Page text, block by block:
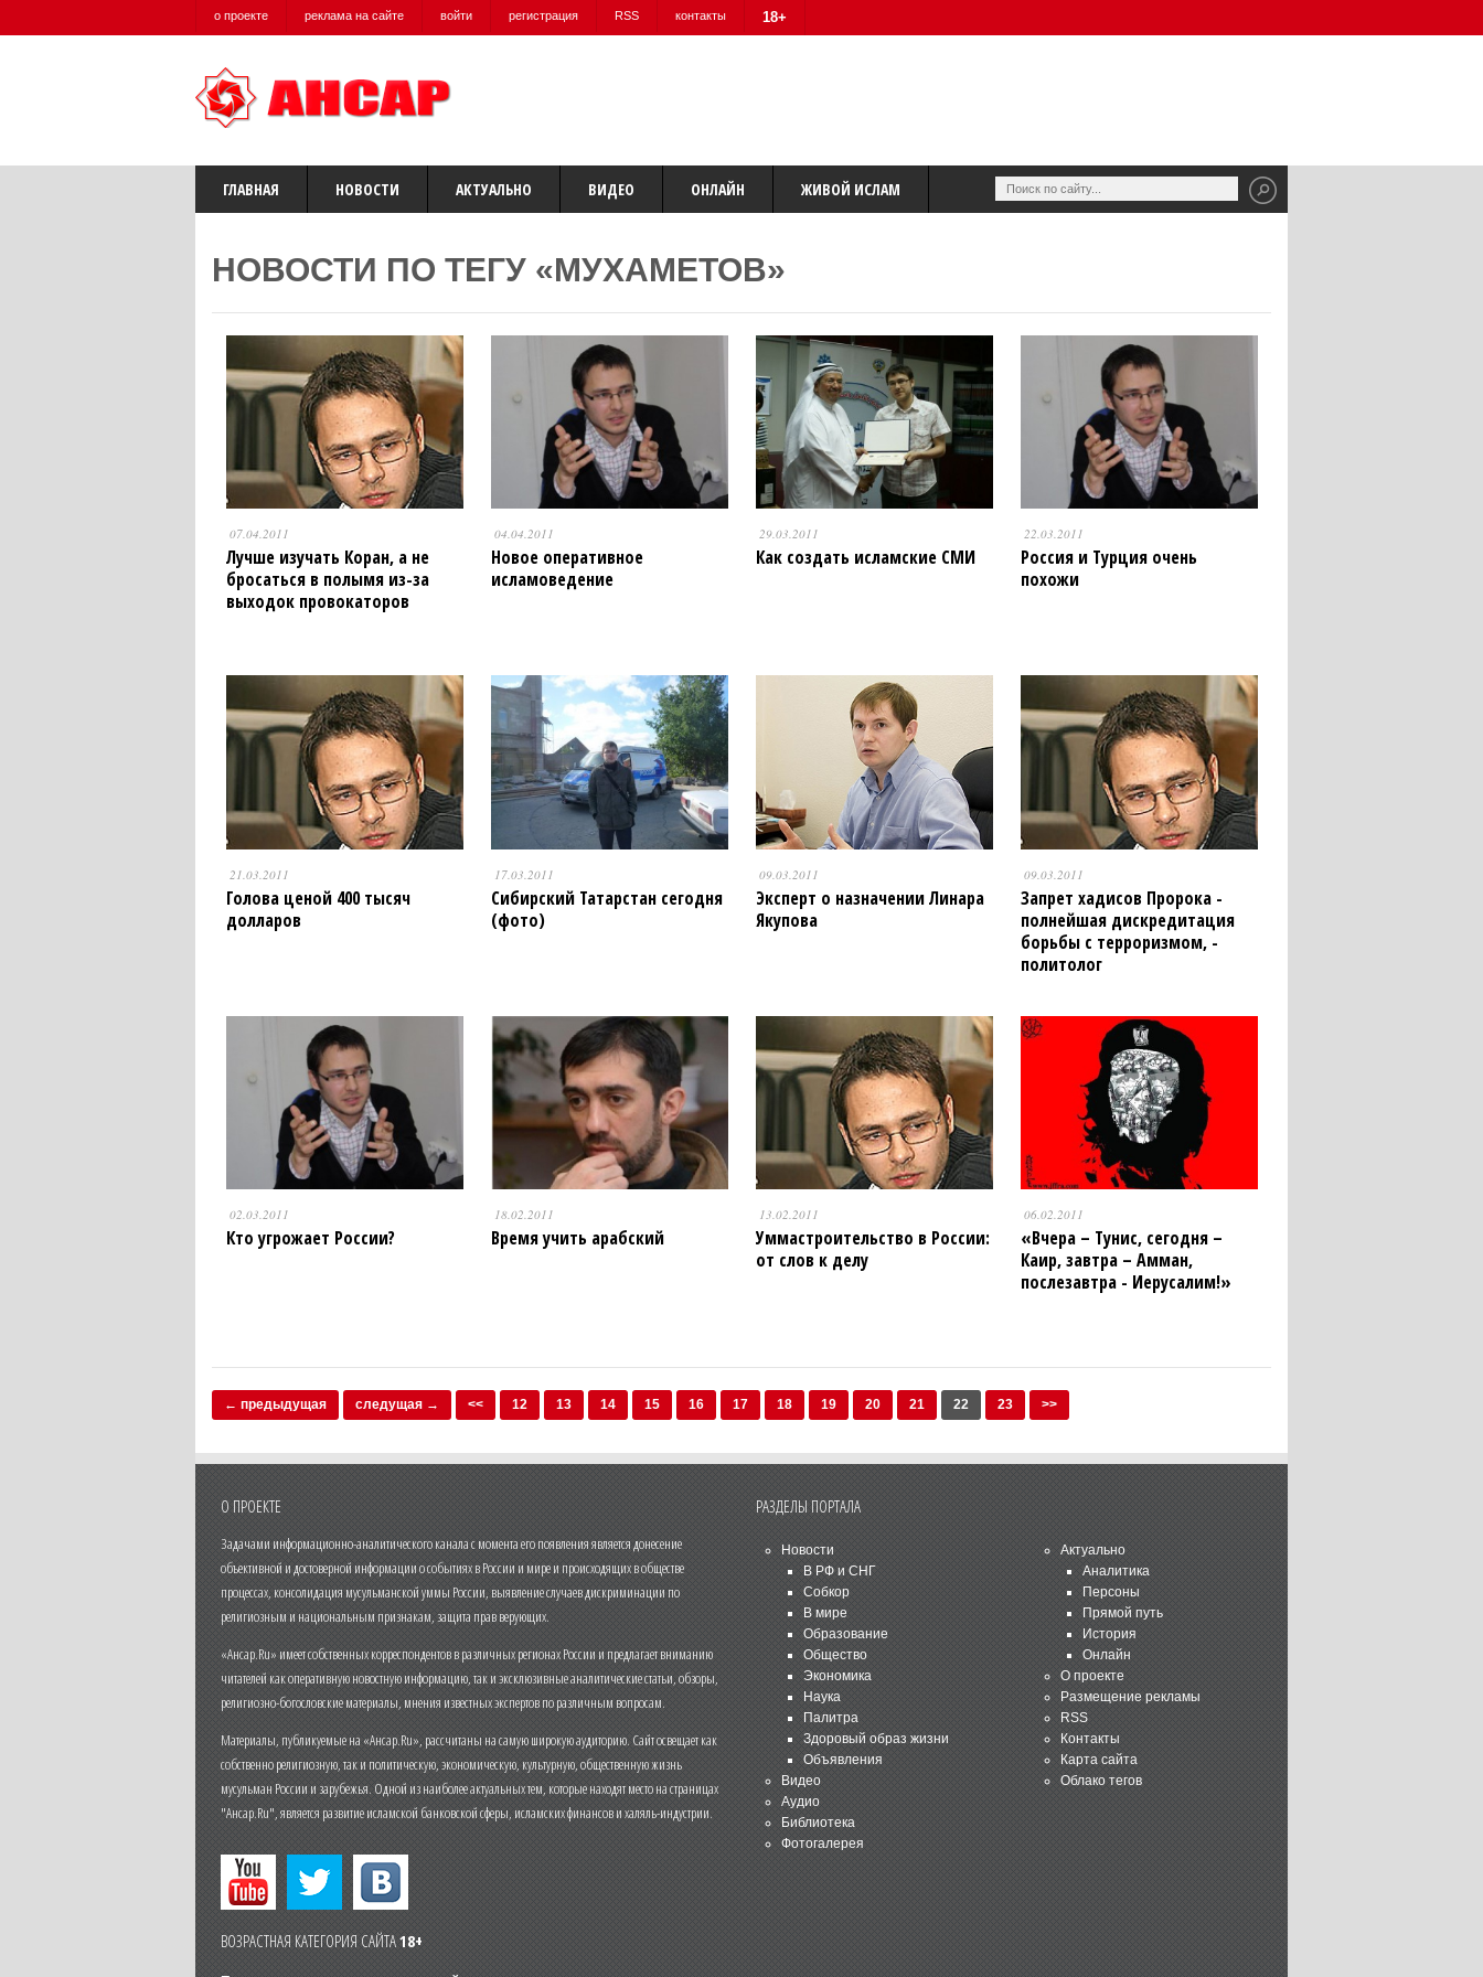
о проекте реклама на сайте войти регистрация RSS контакты 18+
ГЛАВНАЯ НОВОСТИ АКТУАЛЬНО ВИДЕО ОНЛАЙН ЖИВОЙ ИСЛАМ
НОВОСТИ ПО ТЕГУ «МУХАМЕТОВ»
07.04.2011
Лучше изучать Коран, а не
бросаться в полымя из-за
выходок провокаторов
04.04.2011
Новое оперативное
исламоведение
29.03.2011
Как создать исламские СМИ
22.03.2011
Россия и Турция очень
похожи
21.03.2011
Голова ценой 400 тысяч
долларов
17.03.2011
Сибирский Татарстан сегодня
(фото)
09.03.2011
Эксперт о назначении Линара
Якупова
09.03.2011
Запрет хадисов Пророка -
полнейшая дискредитация
борьбы с терроризмом, -
политолог
02.03.2011
Кто угрожает России?
18.02.2011
Время учить арабский
13.02.2011
Уммастроительство в России:
от слов к делу
06.02.2011
«Вчера – Тунис, сегодня –
Каир, завтра – Амман,
послезавтра - Иерусалим!»
← предыдущая следущая → << 12 13 14 15 16 17 18 19 20 21 22 23 >>
О ПРОЕКТЕ
Задачами информационно-аналитического канала с момента его появления является донесение
объективной и достоверной информации о событиях в России и мире и происходящих в обществе
процессах, консолидация мусульманской уммы России, выявление случаев дискриминации по
религиозным и национальным признакам, защита прав верующих.
«Ансар.Ru» имеет собственных корреспондентов в различных регионах России и предлагает вниманию
читателей как оперативную новостную информацию, так и эксклюзивные аналитические статьи, обзоры,
религиозно-богословские материалы, мнения известных экспертов по различным вопросам.
Материалы, публикуемые на «Ансар.Ru», рассчитаны на самую широкую аудиторию. Сайт освещает как
собственно религиозную, так и политическую, экономическую, культурную, общественную жизнь
мусульман России и зарубежья. Одной из наиболее актуальных тем, которые находят место на страницах
"Ансар.Ru", является развитие исламской банковской сферы, исламских финансов и халяль-индустрии.
ВОЗРАСТНАЯ КАТЕГОРИЯ САЙТА18+
РАЗДЕЛЫ ПОРТАЛА
Новости
В РФ и СНГ
Собкор
В мире
Образование
Общество
Экономика
Наука
Палитра
Здоровый образ жизни
Объявления
Видео
Аудио
Библиотека
Фотогалерея
Актуально
Аналитика
Персоны
Прямой путь
История
Онлайн
О проекте
Размещение рекламы
RSS
Контакты
Карта сайта
Облако тегов